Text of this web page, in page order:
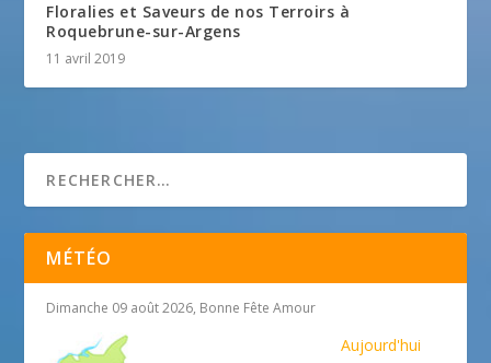
Floralies et Saveurs de nos Terroirs à
Roquebrune-sur-Argens
11 avril 2019
MÉTÉO
Dimanche 09 août 2026, Bonne Fête Amour
Aujourd'hui